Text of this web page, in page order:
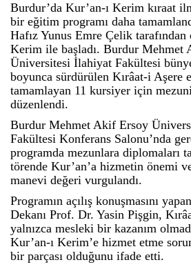
Burdur’da Kur’an-ı Kerim kıraat
bir eğitim programı daha
Hafız Yunus Emre Çelik tarafından
Kerim ile başladı. Burdur Mehmet
Üniversitesi İlahiyat Fakültesi
boyunca sürdürülen Kırâat-i Aşere
tamamlayan 11 kursiyer için
düzenlendi.
Burdur Mehmet Akif Ersoy
Fakültesi Konferans Salonu’nda
programda mezunlara diplomaları
törende Kur’an’a hizmetin önemi
manevi değeri vurgulandı.
Programın açılış konuşmasını
Dekanı Prof. Dr. Yasin Pişgin,
yalnızca mesleki bir kazanım
Kur’an-ı Kerim’e hizmet etme
bir parçası olduğunu ifade etti.